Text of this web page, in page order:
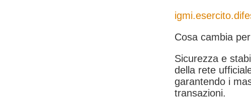
Cosa cambia
Sicurezza e
della rete
garantendo i
transazioni.